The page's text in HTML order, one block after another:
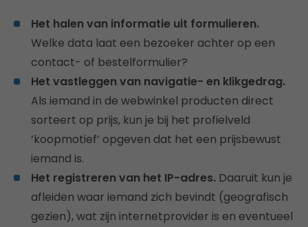
Het halen van informatie uit formulieren.
Welke data laat een bezoeker achter op een
contact- of bestelformulier?
Het vastleggen van navigatie- en klikgedrag.
Als iemand in de webwinkel producten direct
sorteert op prijs, kun je bij het profielveld
‘koopmotief’ opgeven dat het een prijsbewust
iemand is.
Het registreren van het IP-adres. Daaruit kun je
afleiden waar iemand zich bevindt (geografisch
gezien), wat zijn internetprovider is en eventueel